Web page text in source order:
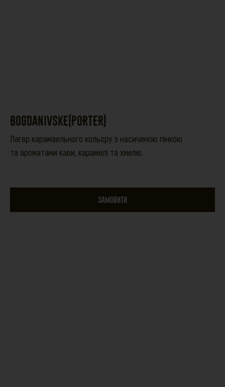
BOGDANIVSKE(PORTER)
Лагер карамаельного кольору з насиченою пінкою
та ароматами кави, карамелі та хмелю.
ЗАМОВИТИ